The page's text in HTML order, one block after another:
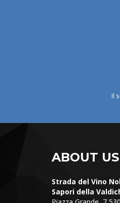
Il
ABOUT US
Strada del Vino
Sapori della